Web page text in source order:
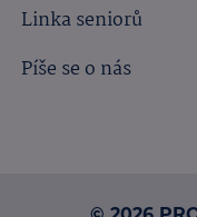
Linka seniorů
Píše se o nás